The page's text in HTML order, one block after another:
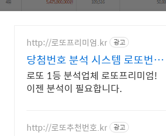
http://로또프리미엄.kr 광고
당첨번호 분석 시스템 로또번호
분석업체
로또 1등 분석업체 로또프리미엄!
이젠 분석이 필요합니다.
http://로또추천번호.kr 광고